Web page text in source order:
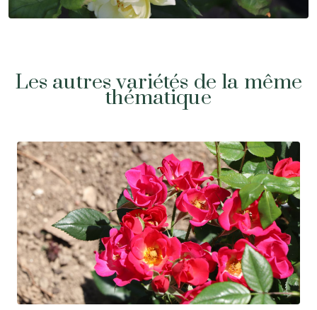
Les autres variétés de la même
thématique